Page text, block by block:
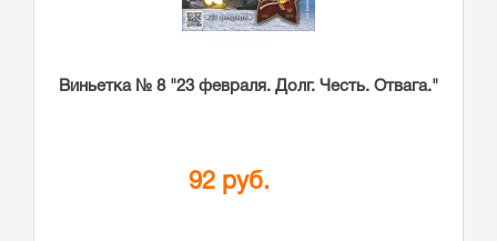
Виньетка № 8 "23 февраля. Долг. Честь. Отвага."
92 руб.